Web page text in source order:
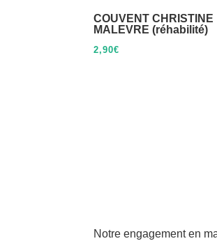
COUVENT CHRISTINE
MALEVRE (réhabilité)
2,90€
Notre engagement en